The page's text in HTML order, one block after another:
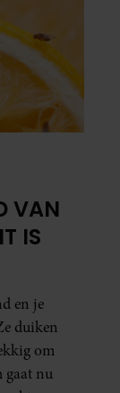
VAN
IS
en je
duiken
om
gaat nu